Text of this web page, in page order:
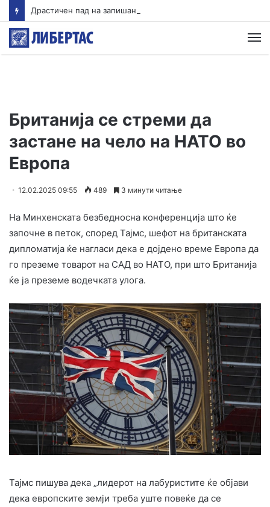
Драстичен пад на запишани првачиња годинава
Британија се стреми да
застане на чело на НАТО во
Европа
12.02.2025 09:55 489 3 минути читање
На Минхенската безбедносна конференција што ќе
започне в петок, според Тајмс, шефот на британската
дипломатија ќе нагласи дека е дојдено време Европа да
го преземе товарот на САД во НАТО, при што Британија
ќе ја преземе водечката улога.
Тајмс пишува дека „лидерот на лабуристите ќе објави
дека европските земји треба уште повеќе да се